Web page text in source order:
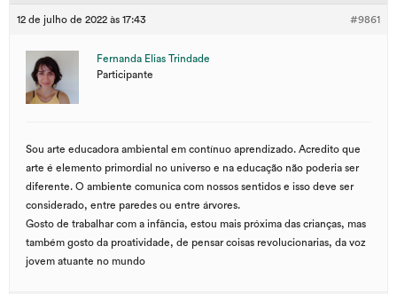
12 de julho de 2022 às 17:43 #9861
Fernanda Elias Trindade
Participante
Sou arte educadora ambiental em contínuo aprendizado. Acredito que
arte é elemento primordial no universo e na educação não poderia ser
diferente. O ambiente comunica com nossos sentidos e isso deve ser
considerado, entre paredes ou entre árvores.
Gosto de trabalhar com a infância, estou mais próxima das crianças, mas
também gosto da proatividade, de pensar coisas revolucionarias, da voz
jovem atuante no mundo